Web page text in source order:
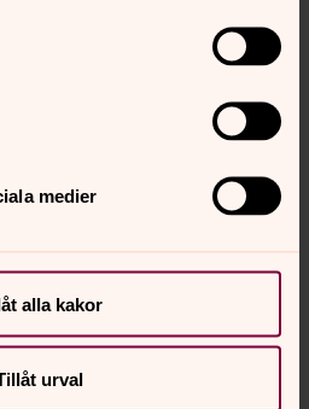
medier
alla kakor
urval